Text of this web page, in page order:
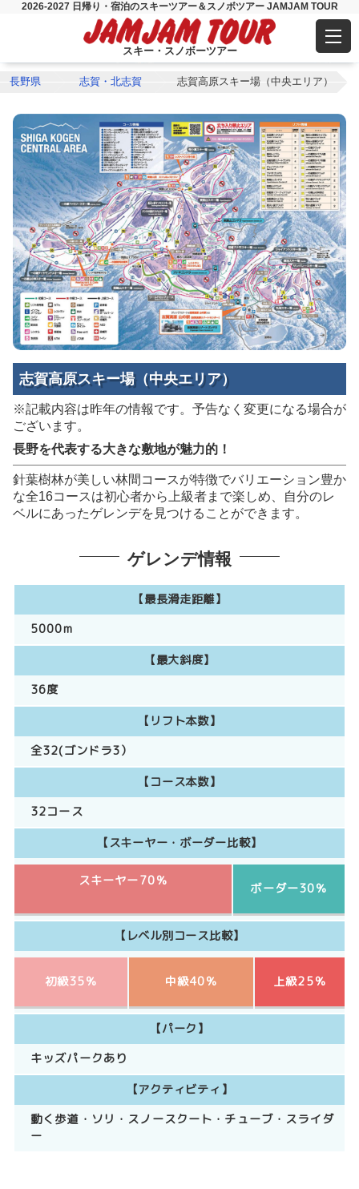
2026-2027 日帰り・宿泊のスキーツアー＆スノボツアー JAMJAM TOUR
スキー・スノボーツアー
長野県 志賀・北志賀 志賀高原スキー場（中央エリア）
志賀高原スキー場（中央エリア）
※記載内容は昨年の情報です。予告なく変更になる場合が
ございます。
長野を代表する大きな敷地が魅力的！
針葉樹林が美しい林間コースが特徴でバリエーション豊か
な全16コースは初心者から上級者まで楽しめ、自分のレ
ベルにあったゲレンデを見つけることができます。
ゲレンデ情報
【最長滑走距離】
5000m
【最大斜度】
36度
【リフト本数】
全32(ゴンドラ3）
【コース本数】
32コース
【スキーヤー・ボーダー比較】
スキーヤー70％ ボーダー30％
【レベル別コース比較】
初級35％ 中級40％ 上級25％
【パーク】
キッズパークあり
【アクティビティ】
動く歩道・ソリ・スノースクート・チューブ・スライダ
ー